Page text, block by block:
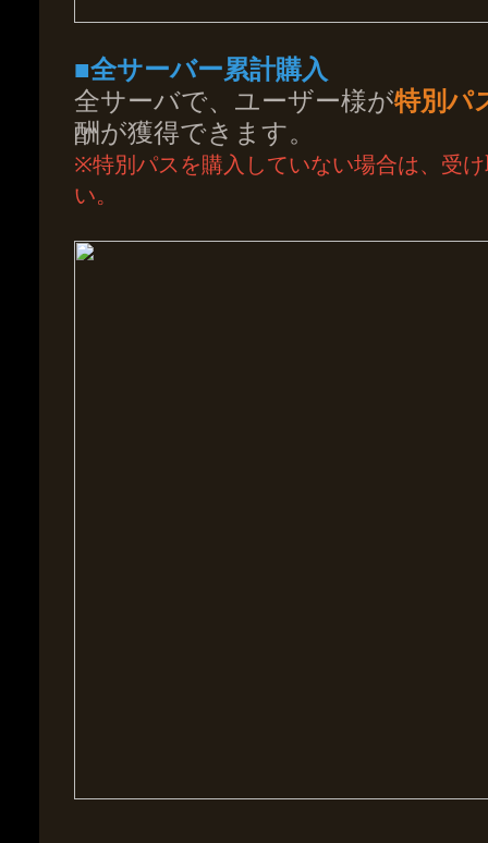
■全サーバー累計購入
全サーバで、ユーザー様が特別パ
酬が獲得できます。
※特別パスを購入していない場合は、受
い。